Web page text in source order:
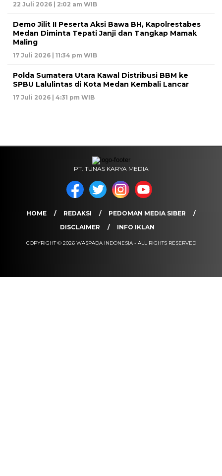
22 Juli 2026 | 2:02 am WIB
Demo Jilit II Peserta Aksi Bawa BH, Kapolrestabes
Medan Diminta Tepati Janji dan Tangkap Mamak
Maling
17 Juli 2026 | 11:34 pm WIB
Polda Sumatera Utara Kawal Distribusi BBM ke
SPBU Lalulintas di Kota Medan Kembali Lancar
17 Juli 2026 | 4:31 pm WIB
PT. TUNAS KARYA MEDIA
HOME REDAKSI
PEDOMAN MEDIA SIBER
DISCLAIMER
INFO IKLAN
COPYRIGHT © 2026 WASPADA INDONESIA - ALL RIGHTS RESERVED